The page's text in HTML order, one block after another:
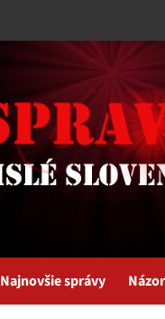
Najnovšie správy Názor